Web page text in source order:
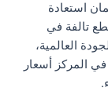
استعادة
تالفة في
العالمية،
المركز أسعار